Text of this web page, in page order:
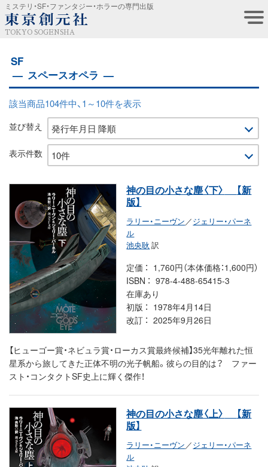
ミステリ・SF・ファンタジー・ホラーの専門出版
TOKYO SOGENSHA
SF
スペースオペラ
該当商品104件中、1～10件を表示
並び替え
表示件数
神の目の小さな塵〈下〉
【新
版】
ラリー・ニーヴン ／ジェリー・パーネ
ル
池央耿 訳
定価
1,760円（本体価格：1,600円）
ISBN
978-4-488-65415-3
在庫あり
初版
1978年4月14日
改訂
2025年9月26日
【ヒューゴー賞・ネビュラ賞・ローカス賞最終候補】35光年離れた恒
星系から旅してきた正体不明の光子帆船。彼らの目的は？ ファー
スト・コンタクトSF史上に輝く傑作！
神の目の小さな塵〈上〉
【新
版】
ラリー・ニーヴン ／ジェリー・パーネ
ル